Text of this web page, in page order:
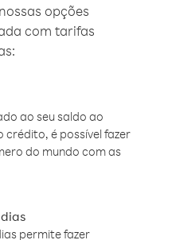
opções
com tarifas
ao seu saldo ao
crédito, é possível fazer
do mundo com as
permite fazer